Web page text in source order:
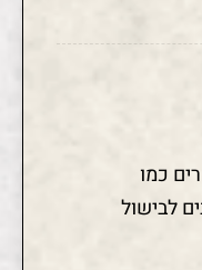
כמו
לבישול